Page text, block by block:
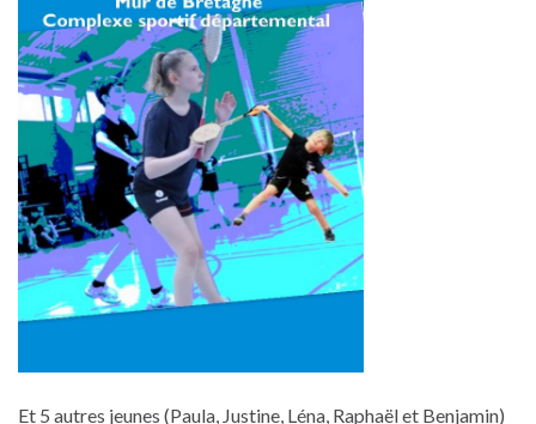
Et 5 autres jeunes (Paula, Justine, Léna, Raphaël et Benjamin)